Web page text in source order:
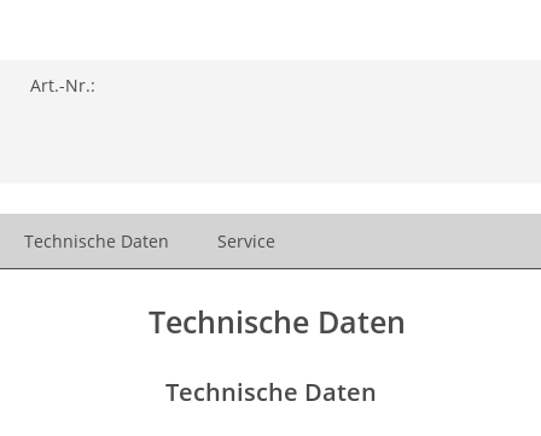
Art.-Nr.:
Technische Daten Service
Technische Daten
Technische Daten